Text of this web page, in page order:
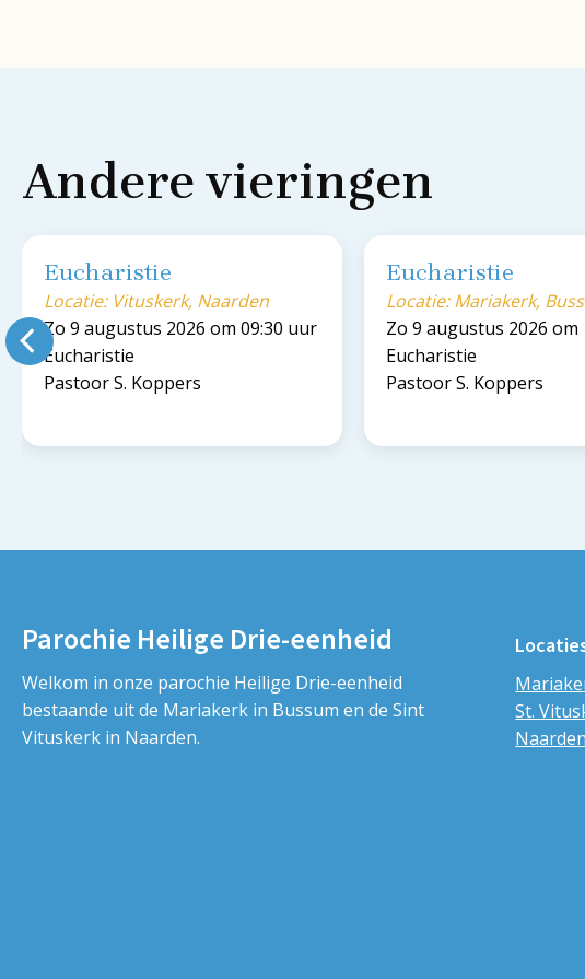
Andere vieringen
Eucharistie
Locatie: Vituskerk, Naarden
Zo 9 augustus 2026 om 09:30 uur
Eucharistie
Pastoor S. Koppers
Eucharistie
Locatie: Mariakerk,
Zo 9 augustus 2026 om
Eucharistie
Pastoor S. Koppers
Parochie Heilige Drie-eenheid
Welkom in onze parochie Heilige Drie-eenheid
bestaande uit de Mariakerk in Bussum en de Sint
Vituskerk in Naarden.
St.
Naarden